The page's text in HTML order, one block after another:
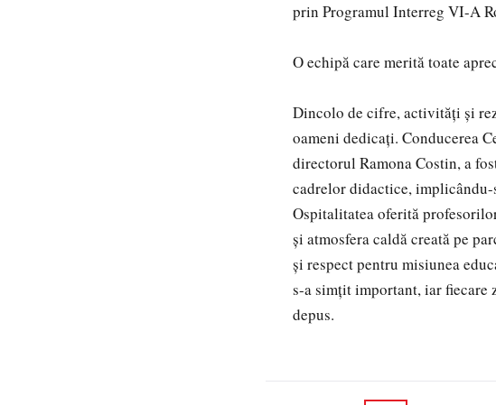
prin Programul Interreg VI-A
O echipă care merită toate
Dincolo de cifre, activități și
oameni dedicați. Conducerea
directorul Ramona Costin, a
cadrelor didactice,
Ospitalitatea oferită
și atmosfera caldă creată pe
și respect pentru misiunea
s-a simțit important, iar fiecare
depus.